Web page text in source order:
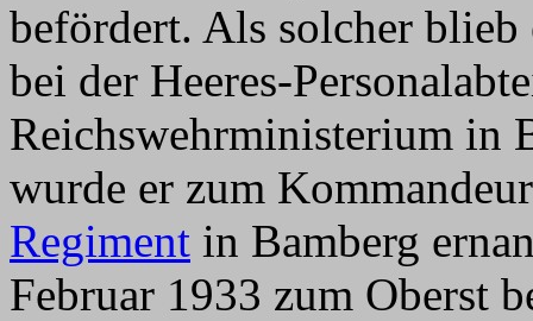
befördert. Als solcher blieb
bei der Heeres-
Reichswehrministerium in
wurde er zum
Regiment in Bamberg
Februar 1933 zum Oberst